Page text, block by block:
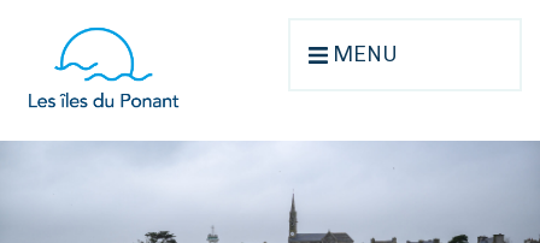
MENU